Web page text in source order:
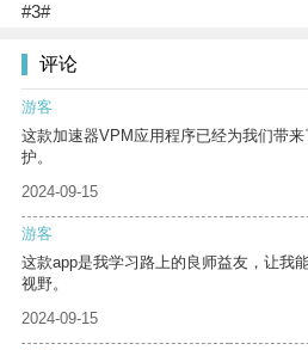
#3#
评论
游客
这款加速器VPM应用程序已经为我们带
护。
2024-09-15
游客
这款app是我学习路上的良师益友，让我
视野。
2024-09-15